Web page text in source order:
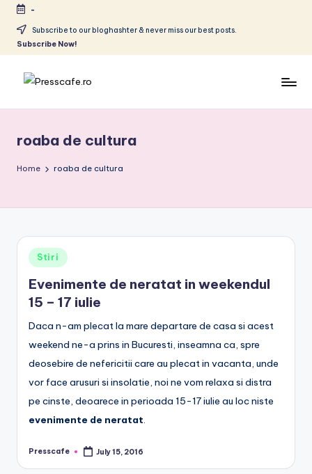
Skip
-
Subscribe to our bloghashter & never miss our best posts.
Subscribe Now!
e
s
a
f
e
r
o
urbane
roaba de cultura
Home roaba de cultura
Posted
Stiri
Evenimente de neratat in weekendul
15 – 17 iulie
Daca n-am plecat la mare departare de casa si acest
weekend ne-a prins in Bucuresti, inseamna ca, spre
deosebire de nefericitii care au plecat in vacanta, unde
vor face arusuri si insolatie, noi ne vom relaxa si distra
pe cinste, deoarece in perioada 15-17 iulie au loc niste
evenimente de neratat
Posted
Presscafe July 15, 2016